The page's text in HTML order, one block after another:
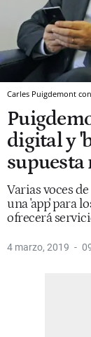
Carles Puigdemont
digital y
Varias voces
una 'app' para
ofrecerá
4 marzo, 2019